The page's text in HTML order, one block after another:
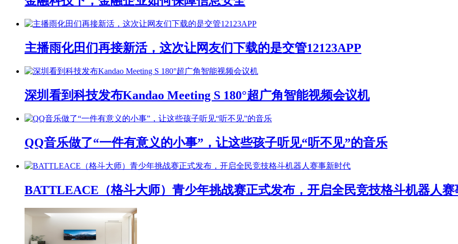
主播雨化田们再接新活，这次让网友们下载的是交管12123APP
深圳看到科技发布Kandao Meeting S 180°超广角智能视频会议机
QQ音乐做了“一件有意义的小事”，让这些孩子听见“听不见”的音乐
BATTLEACE（格斗大师）青少年挑战赛正式发布，开启全民竞技格斗机器人赛